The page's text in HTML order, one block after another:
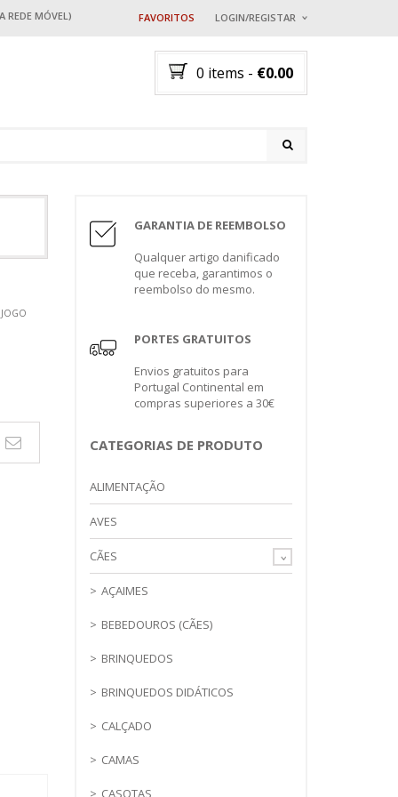
REDE MÓVEL) FAVORITOS LOGIN/REGISTAR
EU JÁ TENHO AQUI
Nome ou Email*
NOVO CLIENTE?
0 items - €0.00
COLEIRAS
DESPARASITANTES
TRANSPORTE EM CARRO
GATOS
COLEIRAS PARA GATOS
PORTAS PARA GATOS
VESTUÁRIO
GARANTIA DE REEMBOLSO
Qualquer artigo danificado
que receba, garantimos o
reembolso do mesmo.
PORTES GRATUITOS
Envios gratuitos para
Portugal Continental em
compras superiores a 30€
CATEGORIAS DE PRODUTO
ALIMENTAÇÃO
AVES
CÃES
AÇAIMES
BEBEDOUROS (CÃES)
BRINQUEDOS
BRINQUEDOS DIDÁTICOS
CALÇADO
CAMAS
CASOTAS